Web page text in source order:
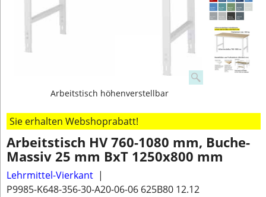
Arbeitstisch höhenverstellbar
Sie erhalten Webshoprabatt!
Arbeitstisch HV 760-1080 mm, Buche-
Massiv 25 mm BxT 1250x800 mm
Lehrmittel-Vierkant
P9985-K648-356-30-A20-06-06 625B80 12.12